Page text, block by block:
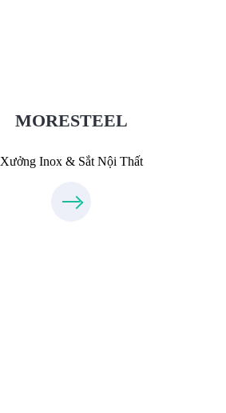
MORESTEEL
Xưởng Inox & Sắt Nội Thất